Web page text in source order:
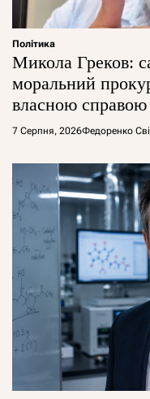
Політика
Микола Греков:
моральний
власною справою
7 Серпня, 2026Федоренко